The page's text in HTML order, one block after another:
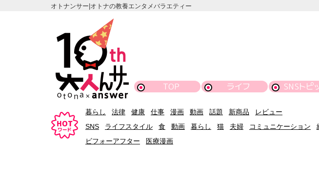
オトナンサー|オトナの教養エンタメバラエティー
TOP ライフ SNSトピ
暮らし 法律 健康 仕事 漫画 動画 話題 新商品
レビュー
SNS
ライフスタイル 食 動画 暮らし 猫 夫婦 コミュニケーション
ビフォーアフター
医療漫画